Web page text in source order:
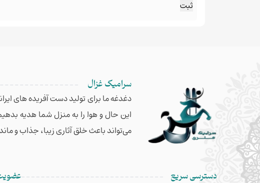
سرامیک غزال
دغدغه ما برای تولید دست آفریده های
این حال و هوا را به منزل شما هدیه
می‌تواند باعث خلق آثاری زیبا، جذاب و
دسترسی سریع